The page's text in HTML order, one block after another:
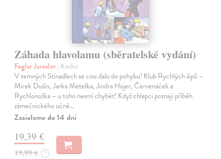
Záhada hlavolamu (sběratelské vydání)
Foglar Jaroslav| Kniha
V temných Stínadlech se cosi dalo do pohybu! Klub Rychlých šípů –
Mirek Dušín, Jarka Metelka, Jindra Hojer, Červenáček a
Rychlonožka – u toho nesmí chybět! Když chlapci poznají příběh
zámečnického učně…
Zasielame do 14 dní
19,39 €
19,99 € ?